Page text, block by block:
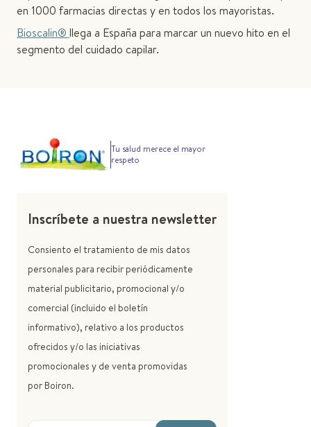
en 1000 farmacias directas y en todos los mayoristas.
Bioscalin® llega a España para marcar un nuevo hito en el
segmento del cuidado capilar.
Tu salud merece el mayor
respeto
Inscríbete a nuestra newsletter
Consiento el tratamiento de mis datos
personales para recibir periódicamente
material publicitario, promocional y/o
comercial (incluido el boletín
informativo), relativo a los productos
ofrecidos y/o las iniciativas
promocionales y de venta promovidas
por Boiron.